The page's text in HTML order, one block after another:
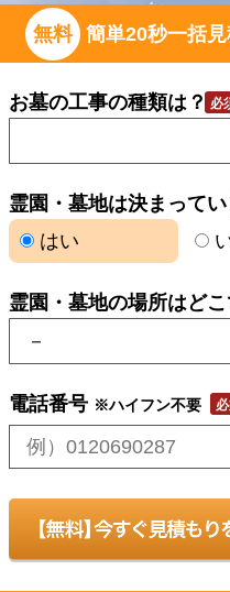
無料 簡単20秒一括見
お墓の工事の種類は？
霊園・墓地は決まってい
はい
霊園・墓地の場所はどこ
電話番号 ※ハイフン不要